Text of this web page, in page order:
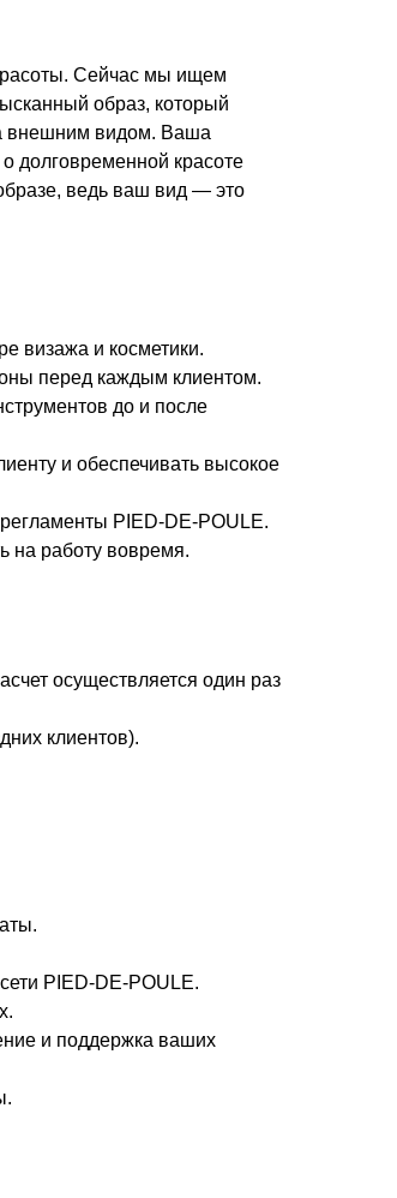
Сейчас мы ищем
образ, который
внешним видом. Ваша
долговременной красоте
ведь ваш вид — это
визажа и косметики.
перед каждым клиентом.
до и после
и обеспечивать высокое
PIED-DE-POULE.
на работу вовремя.
осуществляется один раз
клиентов).
PIED-DE-POULE.
и поддержка ваших